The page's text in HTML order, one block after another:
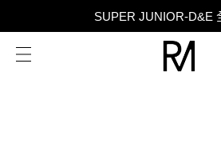
SUPER JUNIOR-D&E
SUPER JUNIOR-D&E
台灣限定 香膏禮盒隨贈限定